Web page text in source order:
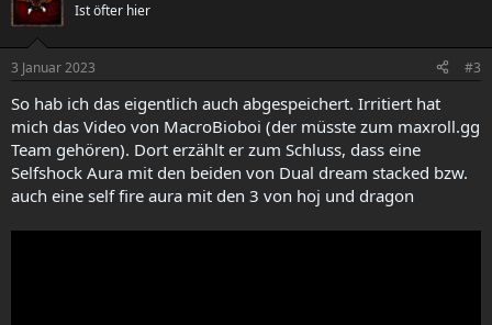
Ist öfter hier
3 Januar 2023 #3
So hab ich das eigentlich auch abgespeichert. Irritiert hat
mich das Video von MacroBioboi (der müsste zum maxroll.gg
Team gehören). Dort erzählt er zum Schluss, dass eine
Selfshock Aura mit den beiden von Dual dream stacked bzw.
auch eine self fire aura mit den 3 von hoj und dragon